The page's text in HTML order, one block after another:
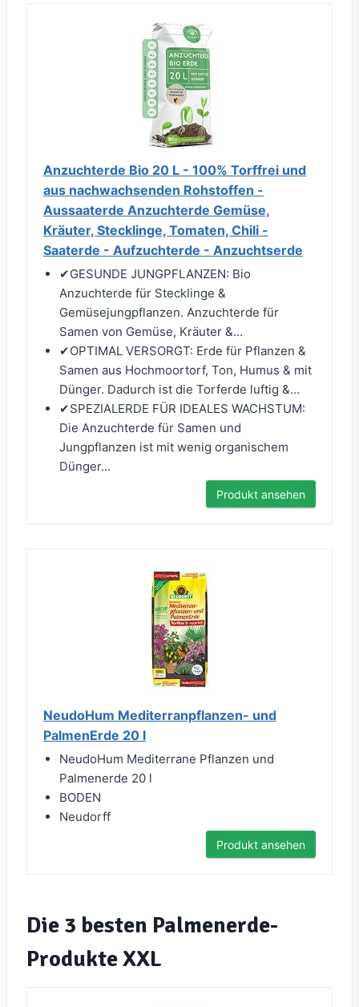
Anzuchterde Bio 20 L - 100% Torffrei und
aus nachwachsenden Rohstoffen -
Aussaaterde Anzuchterde Gemüse,
Kräuter, Stecklinge, Tomaten, Chili -
Saaterde - Aufzuchterde - Anzuchtserde
✔︎GESUNDE JUNGPFLANZEN: Bio
Anzuchterde für Stecklinge &
Gemüsejungpflanzen. Anzuchterde für
Samen von Gemüse, Kräuter &...
✔︎OPTIMAL VERSORGT: Erde für Pflanzen &
Samen aus Hochmoortorf, Ton, Humus & mit
Dünger. Dadurch ist die Torferde luftig &...
✔︎SPEZIALERDE FÜR IDEALES WACHSTUM:
Die Anzuchterde für Samen und
Jungpflanzen ist mit wenig organischem
Dünger...
Produkt ansehen
NeudoHum Mediterranpflanzen- und
PalmenErde 20 l
NeudoHum Mediterrane Pflanzen und
Palmenerde 20 l
BODEN
Neudorff
Produkt ansehen
Die 3 besten Palmenerde-
Produkte XXL